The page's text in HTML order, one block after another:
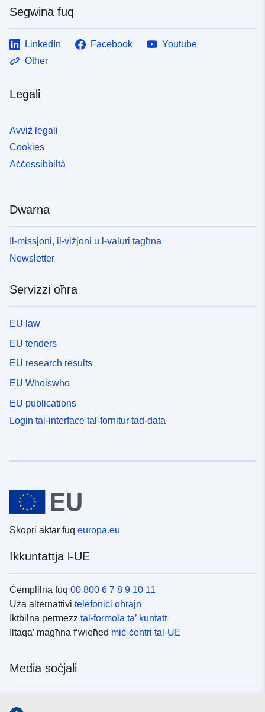
Segwina fuq
LinkedIn Facebook
Youtube
Other
Legali
Avviż legali
Cookies
Aċċessibbiltà
Dwarna
Il-missjoni, il-viżjoni u l-valuri tagħna
Newsletter
Servizzi oħra
EU law
EU tenders
EU research results
EU Whoiswho
EU publications
Login tal-interface tal-fornitur tad-data
Skopri aktar fuq europa.eu
Ikkuntattja l-UE
Ċemplilna fuq 00 800 6 7 8 9 10 11
Uża alternattivi telefoniċi oħrajn
Iktbilna permezz tal-formola ta’ kuntatt
Iltaqa’ magħna f’wieħed miċ-ċentri tal-UE
Media soċjali